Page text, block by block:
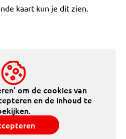
kaart kun je dit zien.
om de cookies van
en de inhoud te